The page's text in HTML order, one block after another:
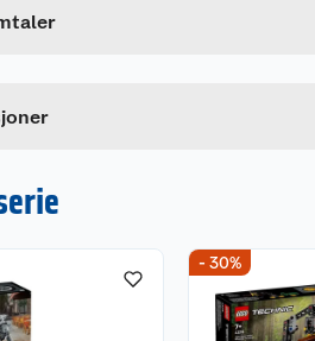
realistisk måte. Med appen
artikkelnummer
- 30%